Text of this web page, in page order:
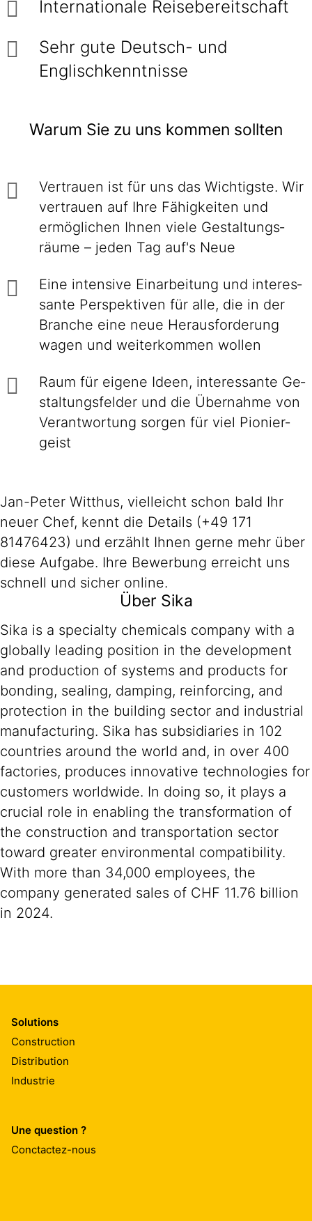
Internationale Reisebereitschaft
Sehr gute Deutsch- und
Englischkenntnisse
Warum Sie zu uns kommen sollten
Vertrauen ist für uns das Wichtigste. Wir
ver­trauen auf Ihre Fähig­keiten und
ermög­lichen Ihnen viele Gestaltungs­
räume – jeden Tag auf's Neue
Eine intensive Einarbei­tung und interes­
sante Perspek­tiven für alle, die in der
Branche eine neue Heraus­forderung
wagen und weiter­kommen wollen
Raum für eigene Ideen, inte­res­sante Ge­
stal­tungs­felder und die Über­nahme von
Ver­ant­wor­tung sorgen für viel Pionier­
geist
Jan-Peter Witthus, vielleicht schon bald Ihr
neuer Chef, kennt die Details (+49 171
81476423) und erzählt Ihnen gerne mehr über
diese Aufgabe. Ihre Bewerbung erreicht uns
schnell und sicher online.
Über Sika
Sika is a specialty chemicals company with a
globally leading position in the development
and production of systems and products for
bonding, sealing, damping, reinforcing, and
protection in the building sector and industrial
manufacturing. Sika has subsidiaries in 102
countries around the world and, in over 400
factories, produces innovative technologies for
customers worldwide. In doing so, it plays a
crucial role in enabling the transformation of
the construction and transportation sector
toward greater environmental compatibility.
With more than 34,000 employees, the
company generated sales of CHF 11.76 billion
in 2024.
Solutions
Construction
Distribution
Industrie
Une question ?
Conctactez-nous